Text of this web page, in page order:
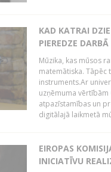
KAD KATRAI
PIEREDZE
Mūzika, kas mūsos
matemātiska. Tāpēc
instruments.Ar
uzņēmuma
atpazīstamības un
digitālajā laikmetā
EIROPAS
INICIATĪVU